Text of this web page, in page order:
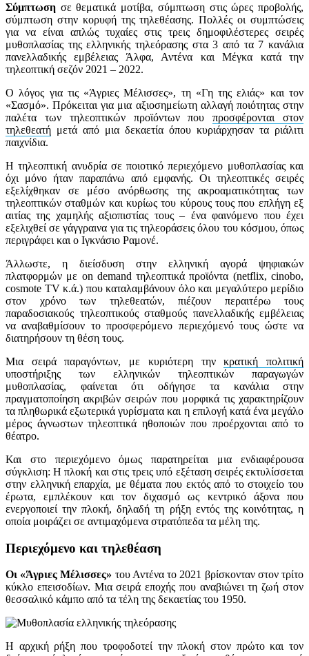
Σύμπτωση σε θεματικά μοτίβα, σύμπτωση στις ώρες προβολής,
σύμπτωση στην κορυφή της τηλεθέασης. Πολλές οι συμπτώσεις
για να είναι απλώς τυχαίες στις τρεις δημοφιλέστερες σειρές
μυθοπλασίας της ελληνικής τηλεόρασης στα 3 από τα 7 κανάλια
πανελλαδικής εμβέλειας Άλφα, Αντένα και Μέγκα κατά την
τηλεοπτική σεζόν 2021 – 2022.
Ο λόγος για τις «Άγριες Μέλισσες», τη «Γη της ελιάς» και τον
«Σασμό». Πρόκειται για μια αξιοσημείωτη αλλαγή ποιότητας στην
παλέτα των τηλεοπτικών προϊόντων πουπροσφέρονται στον
τηλεθεατή μετά από μια δεκαετία όπου κυριάρχησαν τα ριάλιτι
παιχνίδια.
Η τηλεοπτική ανυδρία σε ποιοτικό περιεχόμενο μυθοπλασίας και
όχι μόνο ήταν παραπάνω από εμφανής. Οι τηλεοπτικές σειρές
εξελίχθηκαν σε μέσο ανόρθωσης της ακροαματικότητας των
τηλεοπτικών σταθμών και κυρίως του κύρους τους που επλήγη εξ
αιτίας της χαμηλής αξιοπιστίας τους – ένα φαινόμενο που έχει
εξελιχθεί σε γάγγραινα για τις τηλεοράσεις όλου του κόσμου, όπως
περιγράφει και ο Ιγκνάσιο Ραμονέ.
Άλλωστε, η διείσδυση στην ελληνική αγορά ψηφιακών
πλατφορμών με on demand τηλεοπτικά προϊόντα (netflix, cinobo,
cosmote TV κ.ά.) που καταλαμβάνουν όλο και μεγαλύτερο μερίδιο
στον χρόνο των τηλεθεατών, πιέζουν περαιτέρω τους
παραδοσιακούς τηλεοπτικούς σταθμούς πανελλαδικής εμβέλειας
να αναβαθμίσουν το προσφερόμενο περιεχόμενό τους ώστε να
διατηρήσουν τη θέση τους.
Μια σειρά παραγόντων, με κυριότερη τηνκρατική πολιτική
υποστήριξης των ελληνικών τηλεοπτικών παραγωγών
μυθοπλασίας, φαίνεται ότι οδήγησε τα κανάλια στην
πραγματοποίηση ακριβών σειρών που μορφικά τις χαρακτηρίζουν
τα πληθωρικά εξωτερικά γυρίσματα και η επιλογή κατά ένα μεγάλο
μέρος άγνωστων τηλεοπτικά ηθοποιών που προέρχονται από το
θέατρο.
Και στο περιεχόμενο όμως παρατηρείται μια ενδιαφέρουσα
σύγκλιση: Η πλοκή και στις τρεις υπό εξέταση σειρές εκτυλίσσεται
στην ελληνική επαρχία, με θέματα που εκτός από το στοιχείο του
έρωτα, εμπλέκουν και τον διχασμό ως κεντρικό άξονα που
ενεργοποιεί την πλοκή, δηλαδή τη ρήξη εντός της κοινότητας, η
οποία μοιράζει σε αντιμαχόμενα στρατόπεδα τα μέλη της.
Περιεχόμενο και τηλεθέαση
Οι «Άγριες Μέλισσες» του Αντένα το 2021 βρίσκονταν στον τρίτο
κύκλο επεισοδίων. Μια σειρά εποχής που αναβιώνει τη ζωή στον
θεσσαλικό κάμπο από τα τέλη της δεκαετίας του 1950.
Η αρχική ρήξη που τροφοδοτεί την πλοκή στον πρώτο και τον